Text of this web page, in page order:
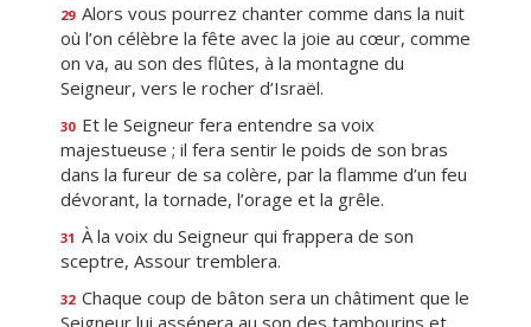
29 Alors vous pourrez chanter comme dans la nuit
où l’on célèbre la fête avec la joie au cœur, comme
on va, au son des flûtes, à la montagne du
Seigneur, vers le rocher d’Israël.
30 Et le Seigneur fera entendre sa voix
majestueuse ; il fera sentir le poids de son bras
dans la fureur de sa colère, par la flamme d’un feu
dévorant, la tornade, l’orage et la grêle.
31 À la voix du Seigneur qui frappera de son
sceptre, Assour tremblera.
32 Chaque coup de bâton sera un châtiment que le
Seigneur lui assénera au son des tambourins et